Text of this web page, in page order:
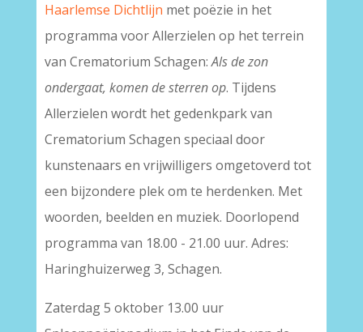
Haarlemse Dichtlijn met poëzie in het
programma voor Allerzielen op het terrein
van Crematorium Schagen:Als de zon
ondergaat, komen de sterren op. Tijdens
Allerzielen wordt het gedenkpark van
Crematorium Schagen speciaal door
kunstenaars en vrijwilligers omgetoverd tot
een bijzondere plek om te herdenken. Met
woorden, beelden en muziek. Doorlopend
programma van 18.00 - 21.00 uur. Adres:
Haringhuizerweg 3, Schagen.
Zaterdag 5 oktober 13.00 uur